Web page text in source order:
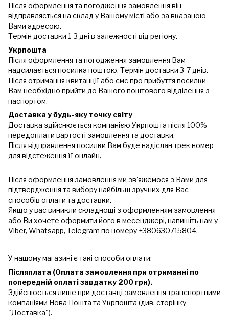
Після оформлення та погодження замовлення він
відправляється на склад у Вашому місті або за вказаною
Вами адресою.
Термін доставки 1-3 дні в залежності від регіону.
Укрпошта
Після оформлення та погодження замовлення Вам
надсилається посилка поштою. Термін доставки 3-7 днів.
Після отримання квитанції або смс про прибуття посилки
Вам необхідно прийти до Вашого поштового відділення з
паспортом.
Доставка у будь-яку точку світу
Доставка здійснюється компанією Укрпошта після 100%
передоплати вартості замовлення та доставки.
Після відправлення посилки Вам буде надіслан трек номер
для відстеження її онлайн.
Після оформлення замовлення ми зв'яжемося з Вами для
підтвердження та вибору найбільш зручних для Вас
способів оплати та доставки.
Якщо у вас виникли складнощі з оформленням замовлення
або Ви хочете оформити його в месенджері, напишіть нам у
Viber, Whatsapp, Telegram по номеру +380630715804.
У нашому магазині є такі способи оплати:
Післяплата (Оплата замовлення при отриманні по
попередній оплаті завдатку 200 грн).
Здійснюється лише при доставці замовлення транспортними
компаніями Нова Пошта та Укрпошта (див. сторінку
"Доставка").